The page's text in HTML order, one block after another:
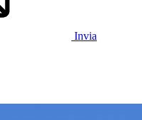
Invia